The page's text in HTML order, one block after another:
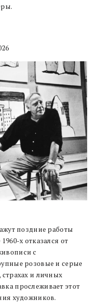
поздние работы
х отказался от
с
розовые и серые
и личных
прослеживает этот
художников.